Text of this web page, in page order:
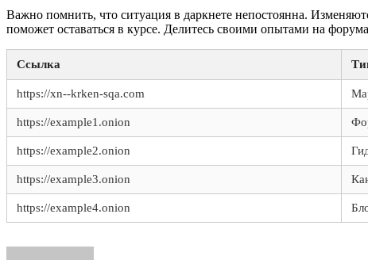
Важно помнить, что ситуация в даркнете непостоянна.
поможет оставаться в курсе. Делитесь своими опытами на
Ссылка
https://xn--krken-sqa.com
https://example1.onion
https://example2.onion
https://example3.onion
https://example4.onion